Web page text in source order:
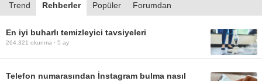
Trend Rehberler Popüler Forumdan
En iyi buharlı temizleyici tavsiyeleri
264.321 okunma · 5 ay
Telefon numarasından İnstagram bulma nasıl